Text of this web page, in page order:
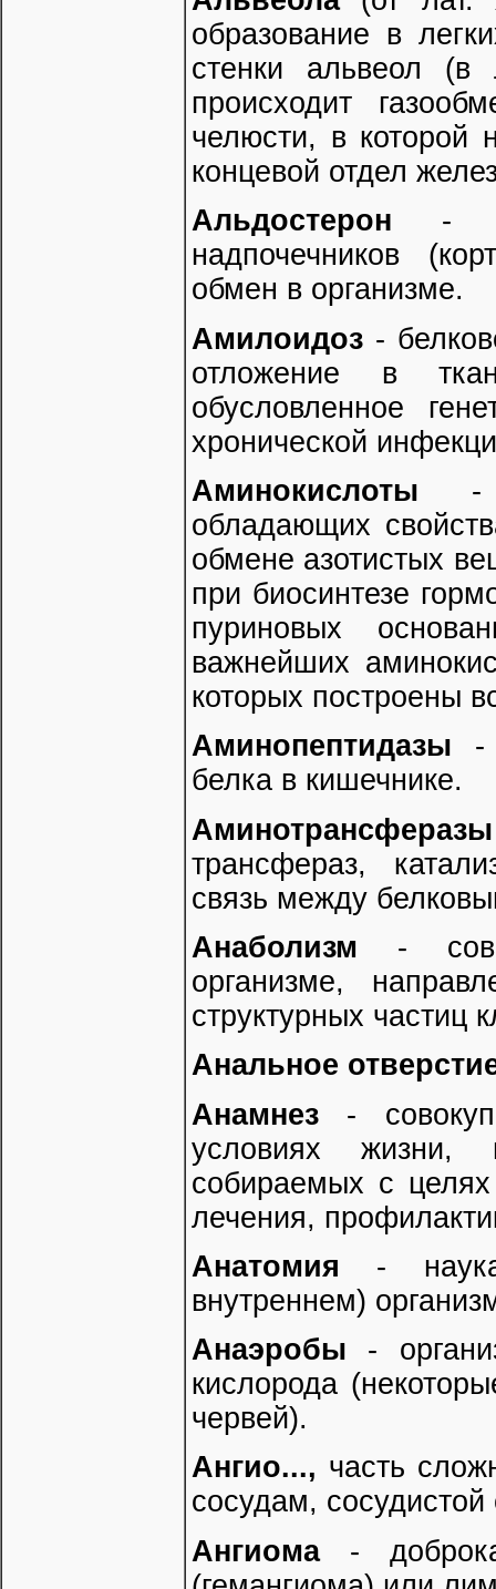
образование в
стенки альвеол
происходит
челюсти, в которой
концевой отдел
Альдостерон -
надпочечников
обмен в организме.
Амилоидоз -
отложение в
обусловленное
хронической
Аминокислоты -
обладающих
обмене азотистых
при биосинтезе
пуриновых
важнейших
которых построены
Аминопептидазы -
белка в кишечнике.
Аминотрансферазы
трансфераз,
связь между
Анаболизм -
организме,
структурных частиц
Анальное
Анамнез -
условиях жизни,
собираемых с целях
лечения,
Анатомия - наука
внутреннем)
Анаэробы -
кислорода
червей).
Ангио..., часть
сосудам,
Ангиома-